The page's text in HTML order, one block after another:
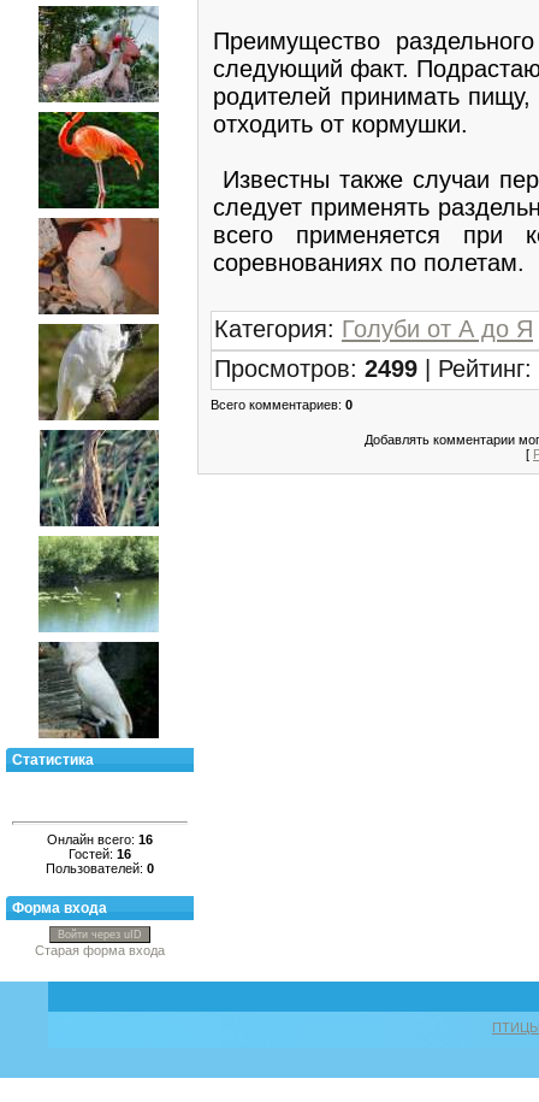
Статистика
Онлайн всего: 16
Гостей: 16
Пользователей: 0
Форма входа
Войти через uID
Старая форма входа
Преимущество
следующий факт.
родителей принимать
отходить от кормушки.
Известны также случаи
следует применять
всего применяется при
соревнованиях по полетам.
Категория: Голуби от А до Я
Просмотров: 2499 | Рейтинг:
Всего комментариев: 0
Добавлять комментарии
[